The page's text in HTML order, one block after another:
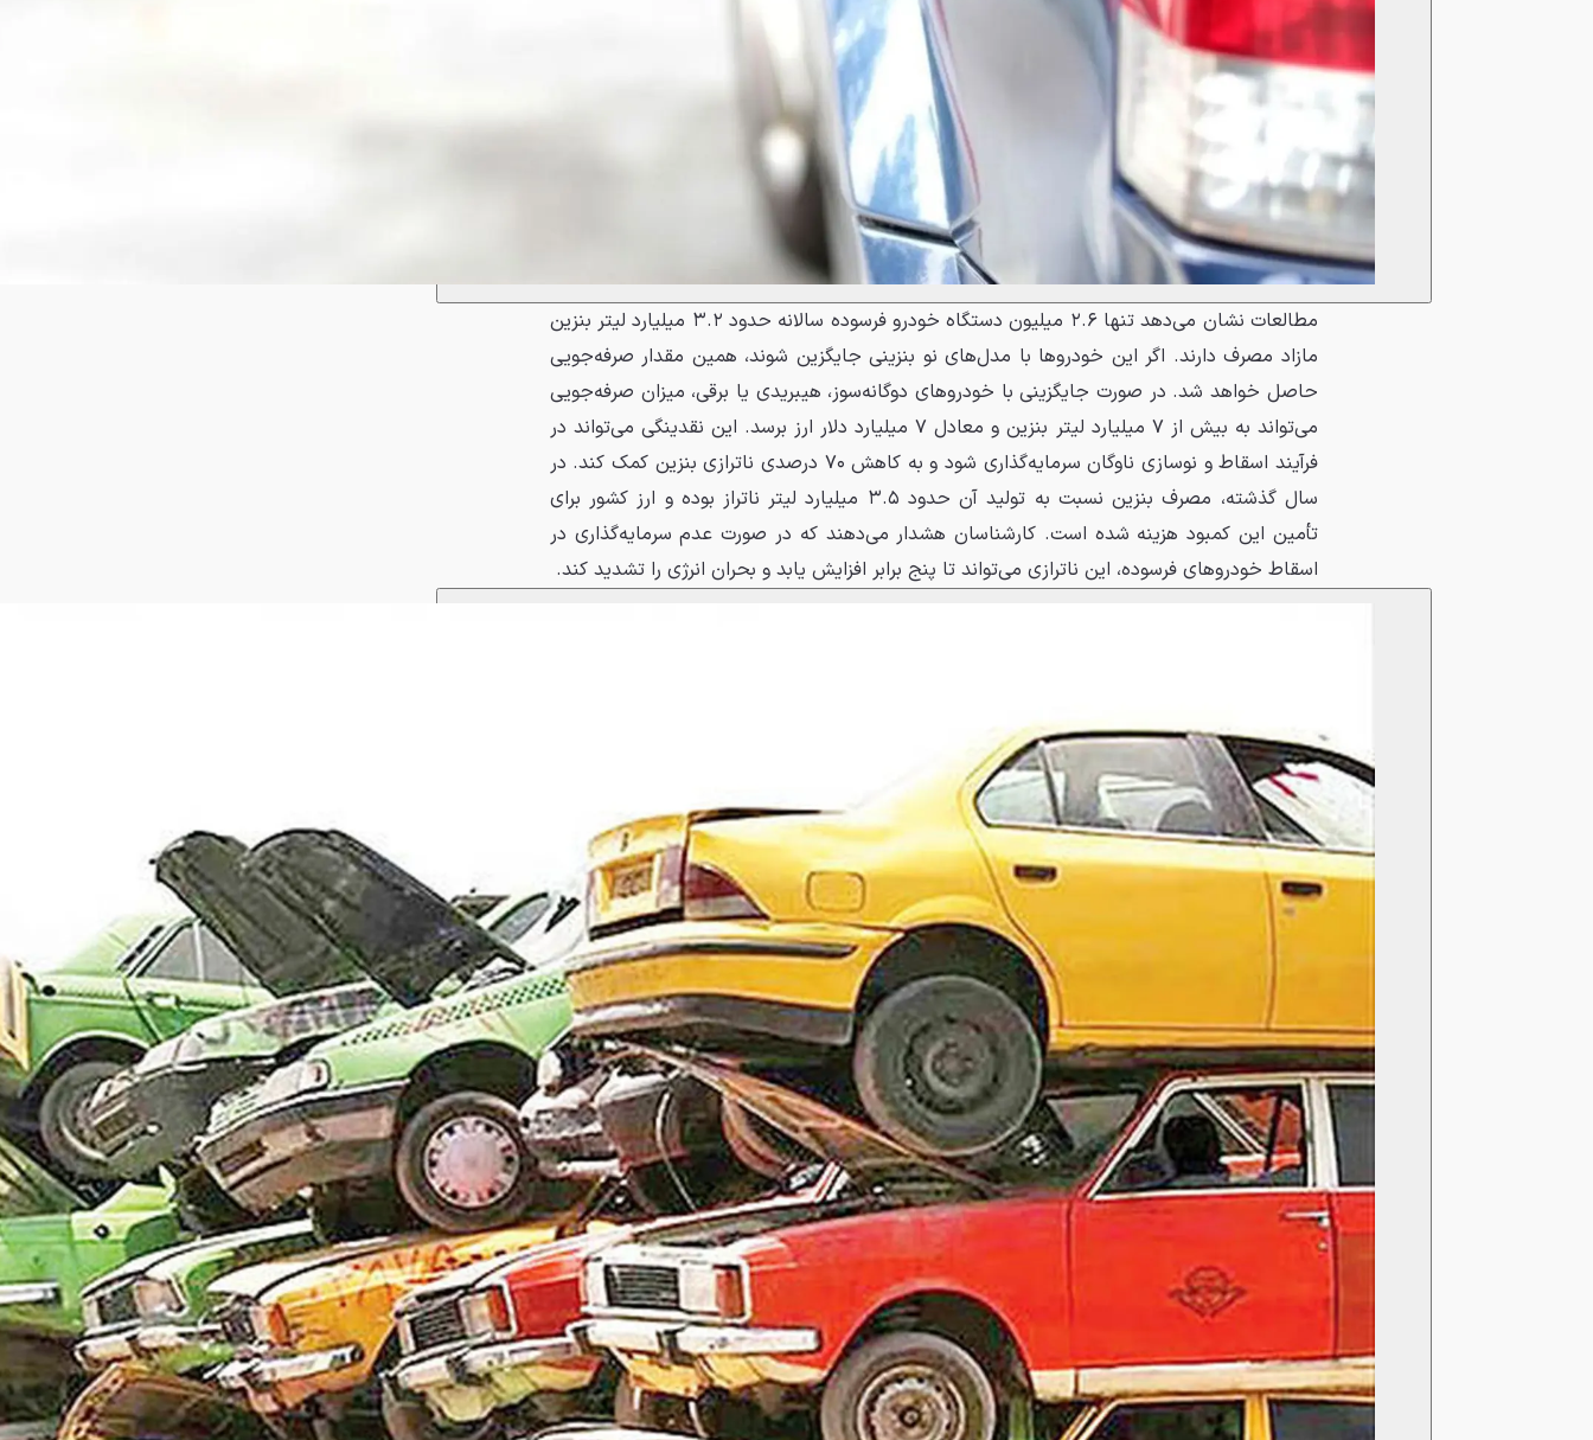
مطالعات نشان می‌دهد تنها ۲.۶ میلیون دستگاه خودرو فرسوده سالانه حدود ۳.۲ میلیارد لیتر بنزین
مازاد مصرف دارند. اگر این خودروها با مدل‌های نو بنزینی جایگزین شوند، همین مقدار صرفه‌جویی
حاصل خواهد شد. در صورت جایگزینی با خودروهای دوگانه‌سوز، هیبریدی یا برقی، میزان صرفه‌جویی
می‌تواند به بیش از ۷ میلیارد لیتر بنزین و معادل ۷ میلیارد دلار ارز برسد. این نقدینگی می‌تواند در
فرآیند اسقاط و نوسازی ناوگان سرمایه‌گذاری شود و به کاهش ۷۰ درصدی ناترازی بنزین کمک کند. در
سال گذشته، مصرف بنزین نسبت به تولید آن حدود ۳.۵ میلیارد لیتر ناتراز بوده و ارز کشور برای
تأمین این کمبود هزینه شده است. کارشناسان هشدار می‌دهند که در صورت عدم سرمایه‌گذاری در
اسقاط خودروهای فرسوده، این ناترازی می‌تواند تا پنج برابر افزایش یابد و بحران انرژی را تشدید کند.